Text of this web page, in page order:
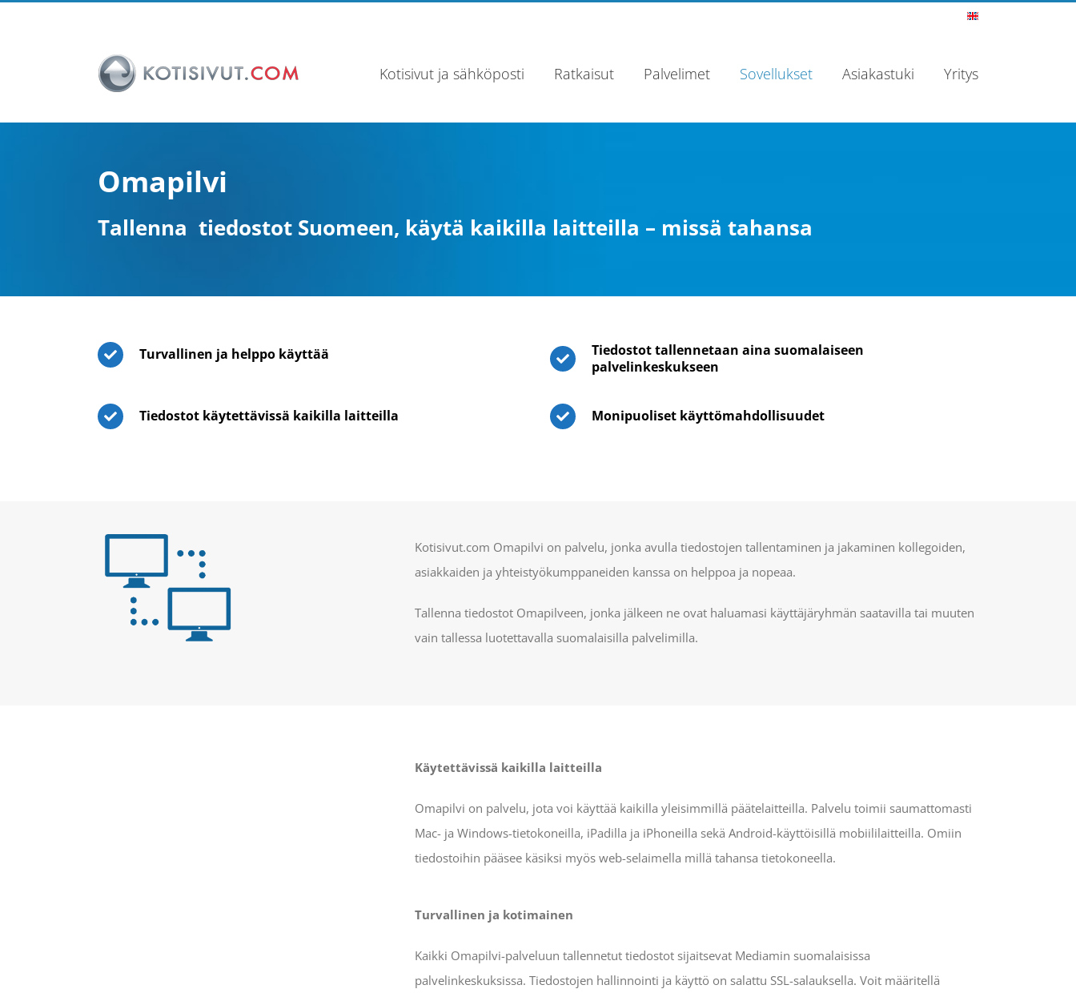
In
Kotisivut ja sähköposti Ratkaisut Palvelimet Sovellukset Asiakastuki Yritys
Omapilvi
Tallenna tiedostot Suomeen, käytä kaikilla laitteilla – missä tahansa
Turvallinen ja helppo käyttää
Tiedostot tallennetaan aina suomalaiseen
palvelinkeskukseen
Tiedostot käytettävissä kaikilla laitteilla Monipuoliset käyttömahdollisuudet
Kotisivut.com Omapilvi on palvelu, jonka avulla tiedostojen tallentaminen ja jakaminen kollegoiden,
asiakkaiden ja yhteistyökumppaneiden kanssa on helppoa ja nopeaa.
Tallenna tiedostot Omapilveen, jonka jälkeen ne ovat haluamasi käyttäjäryhmän saatavilla tai muuten
vain tallessa luotettavalla suomalaisilla palvelimilla.
Käytettävissä kaikilla laitteilla
Omapilvi on palvelu, jota voi käyttää kaikilla yleisimmillä päätelaitteilla. Palvelu toimii saumattomasti
Mac- ja Windows-tietokoneilla, iPadilla ja iPhoneilla sekä Android-käyttöisillä mobiililaitteilla. Omiin
tiedostoihin pääsee käsiksi myös web-selaimella millä tahansa tietokoneella.
Turvallinen ja kotimainen
Kaikki Omapilvi-palveluun tallennetut tiedostot sijaitsevat Mediamin suomalaisissa
palvelinkeskuksissa. Tiedostojen hallinnointi ja käyttö on salattu SSL-salauksella. Voit määritellä